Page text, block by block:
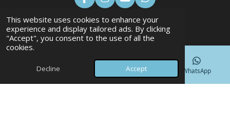
This website uses cookies to enhance your
experience and display tailored ads. By clicking
"Accept", you consent to the use of all the
cookies.
Decline Accept
F
a
c
e
b
I
n
s
t
a
r
m
Y
o
u
T
u
e
W
h
a
t
s
p
p
+31 (0)6 877 299 80
Phone Facebook WhatsApp